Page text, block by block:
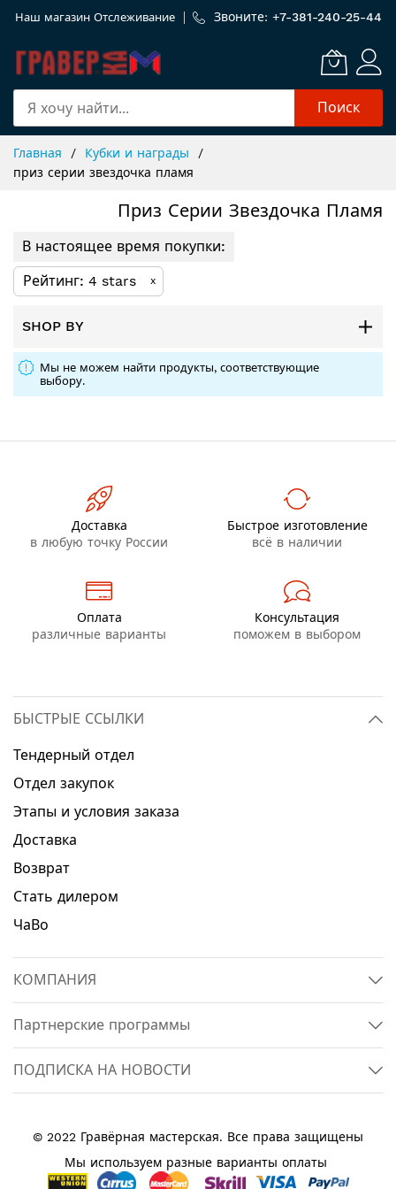
Наш магазин Отслеживание Звоните: +7-381-240-25-44
Поиск
Content
Главная
Кубки и награды
приз серии звездочка пламя
Приз Серии Звездочка Пламя
В настоящее время покупки:
Рейтинг 4 stars x
SHOP BY
Мы не можем найти продукты, соответствующие
выбору.
Доставка
в любую точку России
Быстрое изготовление
всё в наличии
Оплата
различные варианты
Консультация
поможем в выбором
БЫСТРЫЕ ССЫЛКИ
Тендерный отдел
Отдел закупок
Этапы и условия заказа
Доставка
Возврат
Стать дилером
ЧаВо
КОМПАНИЯ
Партнерские программы
ПОДПИСКА НА НОВОСТИ
© 2022 Гравёрная мастерская. Все права защищены
Мы используем разные варианты оплаты